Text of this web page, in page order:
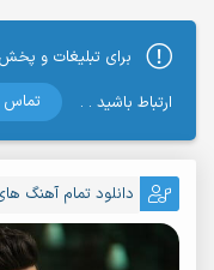
برای تبلیغات و
ارتباط باشید . .
تماس
دانلود تمام آهنگ